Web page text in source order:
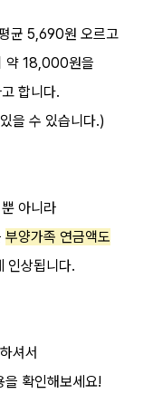
균 5,690원 오르고
약 18,000원을
합니다.
을 수 있습니다.)
아니라
부양가족 연금액도
인상됩니다.
셔서
을 확인해보세요!